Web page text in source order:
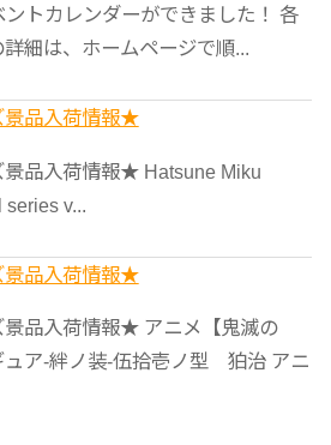
ントカレンダーができました！ 各
詳細は、ホームページで順...
品入荷情報★
品入荷情報★ Hatsune Miku
v...
品入荷情報★
品入荷情報★ アニメ【鬼滅の
ュア-絆ノ装-伍拾壱ノ型 狛治 アニ